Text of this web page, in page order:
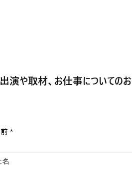
演や取材、お仕事についての